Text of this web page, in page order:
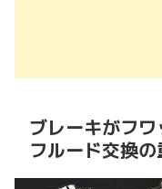
ブレーキがフ
フルード交換